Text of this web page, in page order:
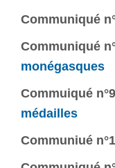
Communiqué
Communiqué
monégasques
Commuiqué
médailles
Communiué